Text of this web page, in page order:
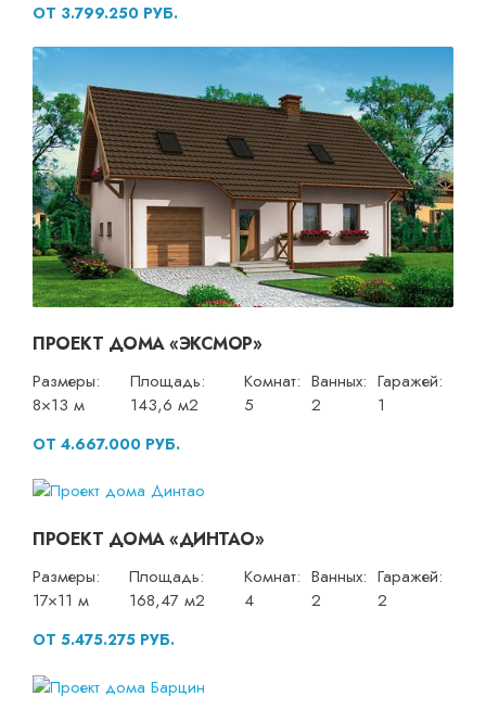
ОТ 3.799.250 РУБ.
ПРОЕКТ ДОМА «ЭКСМОР»
Размеры:
8×13 м
Площадь:
143,6 м2
Комнат:
5
Ванных:
2
Гаражей:
1
ОТ 4.667.000 РУБ.
ПРОЕКТ ДОМА «ДИНТАО»
Размеры:
17×11 м
Площадь:
168,47 м2
Комнат:
4
Ванных:
2
Гаражей:
2
ОТ 5.475.275 РУБ.